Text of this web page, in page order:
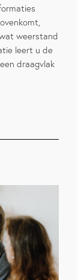
weerstand
leert u de
draagvlak